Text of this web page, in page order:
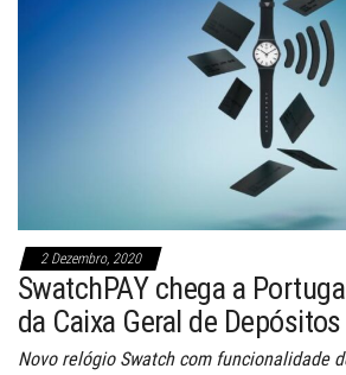
2 Dezembro, 2020
SwatchPAY chega a
da Caixa Geral de Depósitos
Novo relógio Swatch com funcionalidade